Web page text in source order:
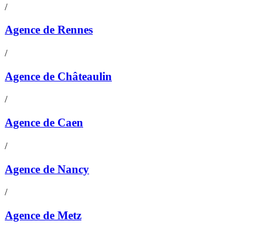
/
Agence de Rennes
/
Agence de Châteaulin
/
Agence de Caen
/
Agence de Nancy
/
Agence de Metz